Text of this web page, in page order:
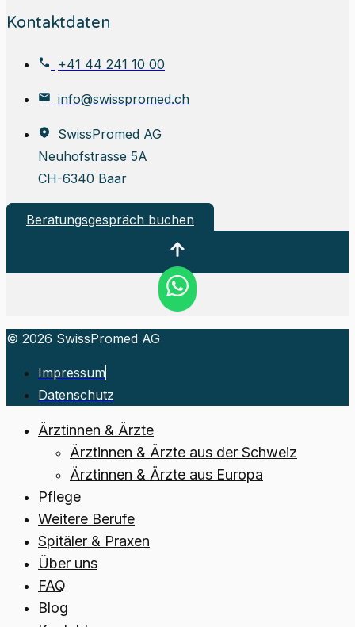
Kontaktdaten
+41 44 241 10 00
info@swisspromed.ch
SwissPromed AG
Neuhofstrasse 5A
CH-6340 Baar
Beratungsgespräch buchen
© 2026 SwissPromed AG
Impressum
Datenschutz
Ärztinnen & Ärzte
Ärztinnen & Ärzte aus der Schweiz
Ärztinnen & Ärzte aus Europa
Pflege
Weitere Berufe
Spitäler & Praxen
Über uns
FAQ
Blog